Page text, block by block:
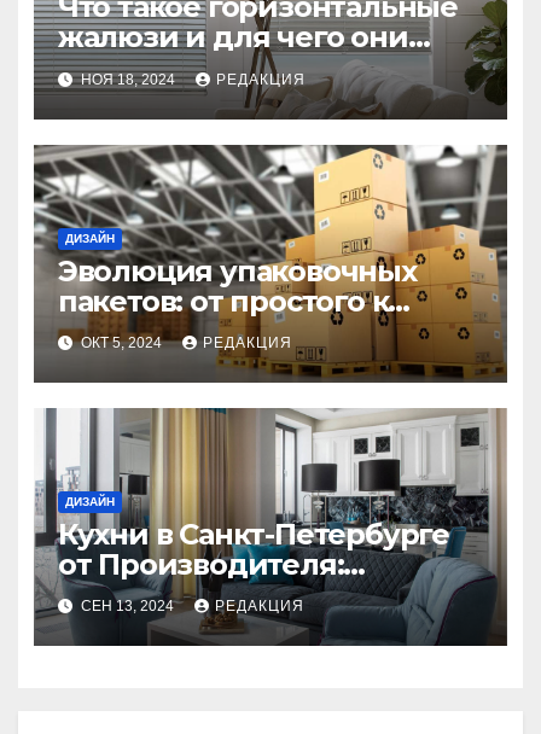
жалюзи и для чего они
используются?
НОЯ 18, 2024 РЕДАКЦИЯ
ДИЗАЙН
Эволюция упаковочных
пакетов: от простого к
инновационному
ОКТ 5, 2024 РЕДАКЦИЯ
ДИЗАЙН
Кухни в Санкт-Петербурге
от Производителя:
Идеальное Сочетание
Качества и Стиля
СЕН 13, 2024 РЕДАКЦИЯ